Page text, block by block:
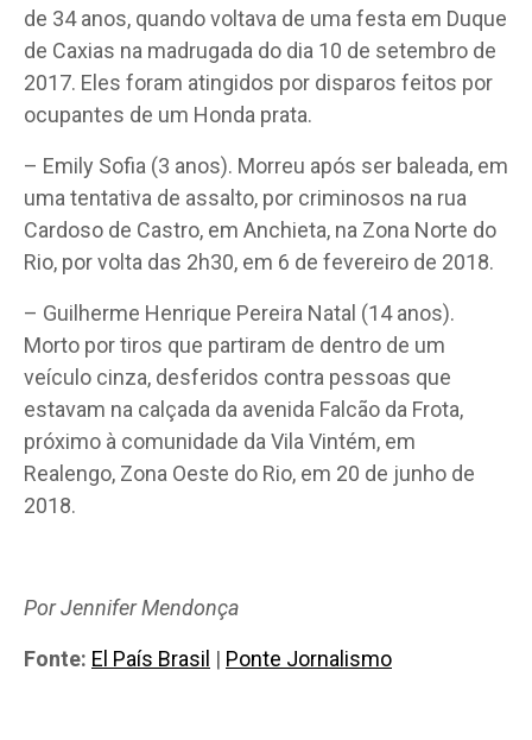
de 34 anos, quando voltava de uma festa em Duque
de Caxias na madrugada do dia 10 de setembro de
2017. Eles foram atingidos por disparos feitos por
ocupantes de um Honda prata.
– Emily Sofia (3 anos). Morreu após ser baleada, em
uma tentativa de assalto, por criminosos na rua
Cardoso de Castro, em Anchieta, na Zona Norte do
Rio, por volta das 2h30, em 6 de fevereiro de 2018.
– Guilherme Henrique Pereira Natal (14 anos).
Morto por tiros que partiram de dentro de um
veículo cinza, desferidos contra pessoas que
estavam na calçada da avenida Falcão da Frota,
próximo à comunidade da Vila Vintém, em
Realengo, Zona Oeste do Rio, em 20 de junho de
2018.
Por Jennifer Mendonça
Fonte: El País Brasil | Ponte Jornalismo